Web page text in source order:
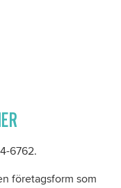
6762.
företagsform som